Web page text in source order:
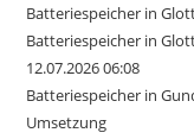
Batteriespeicher in
Batteriespeicher in
12.07.2026 06:08
Batteriespeicher in
Umsetzung